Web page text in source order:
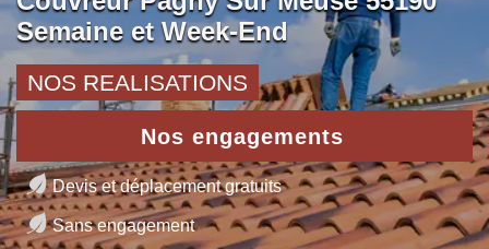
Semaine et Week-End
NOS REALISATIONS
Nos engagements
Devis et déplacement gratuits
Sans engagement